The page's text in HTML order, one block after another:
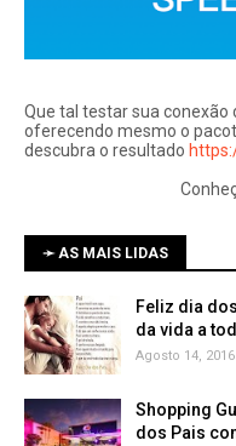
Que tal testar sua conexão
oferecendo mesmo o
descubra o resultado
➛ AS MAIS LIDAS
Feliz dia
da vida a
Agosto 14, 2016
Shopping
dos Pais